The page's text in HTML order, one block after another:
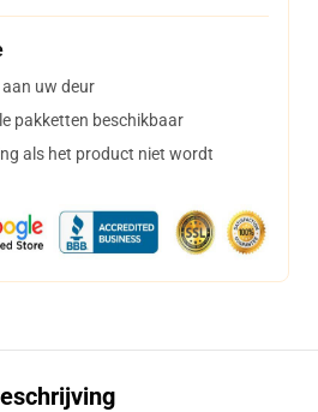
uw deur
pakketten beschikbaar
als het product niet wordt